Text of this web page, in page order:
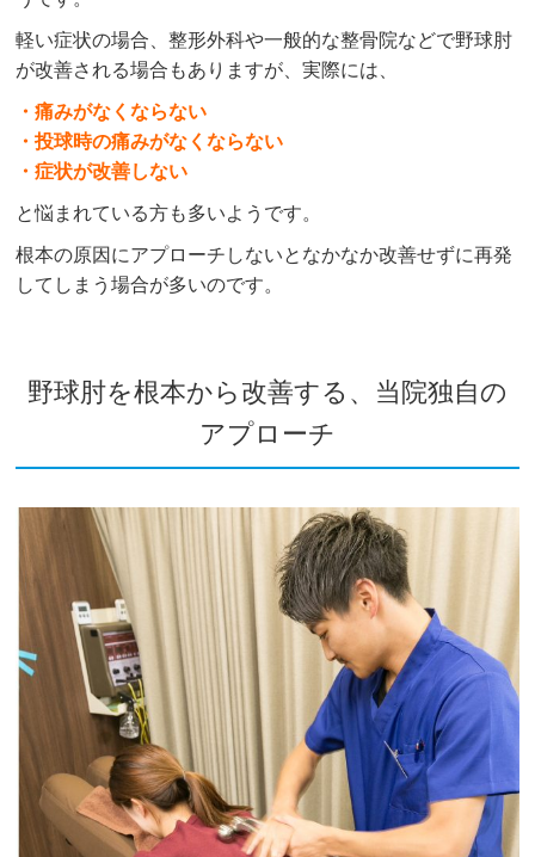
軽い症状の場合、整形外科や一般的な整骨院などで野球肘
が改善される場合もありますが、実際には、
・痛みがなくならない
・投球時の痛みがなくならない
・症状が改善しない
と悩まれている方も多いようです。
根本の原因にアプローチしないとなかなか改善せずに再発
してしまう場合が多いのです。
野球肘を根本から改善する、当院独自の
アプローチ